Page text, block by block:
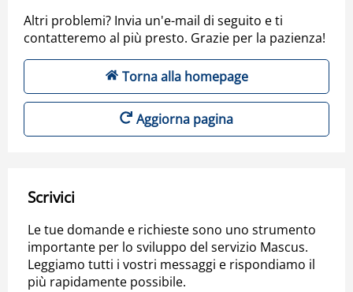
Altri problemi? Invia un'e-mail di seguito e ti
contatteremo al più presto. Grazie per la pazienza!
Torna alla homepage
Aggiorna pagina
Scrivici
Le tue domande e richieste sono uno strumento
importante per lo sviluppo del servizio Mascus.
Leggiamo tutti i vostri messaggi e rispondiamo il
più rapidamente possibile.